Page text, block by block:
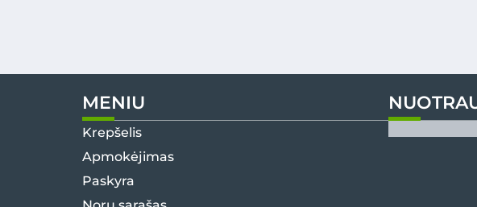
MENIU
Krepšelis
Apmokėjimas
Paskyra